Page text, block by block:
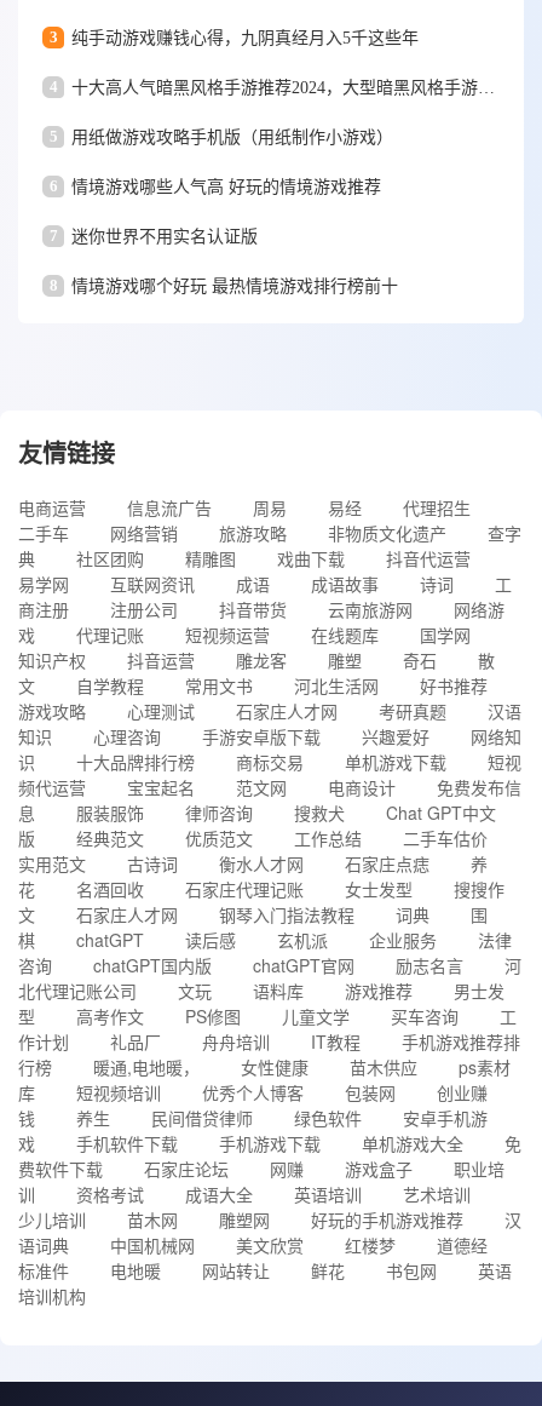
3 纯手动游戏赚钱心得，九阴真经月入5千这些年
4 十大高人气暗黑风格手游推荐2024，大型暗黑风格手游排行榜
5 用纸做游戏攻略手机版（用纸制作小游戏）
6 情境游戏哪些人气高 好玩的情境游戏推荐
7 迷你世界不用实名认证版
8 情境游戏哪个好玩 最热情境游戏排行榜前十
友情链接
电商运营 信息流广告 周易 易经
代理招生
二手车
网络营销 旅游攻略 非物质文化遗产
查字
典
社区团购 精雕图 戏曲下载
抖音代运营
易学网
互联网资讯 成语 成语故事 诗词
工
商注册
注册公司 抖音带货 云南旅游网
网络游
戏
代理记账 短视频运营 在线题库
国学网
知识产权
抖音运营 雕龙客 雕塑 奇石
散
文
自学教程 常用文书 河北生活网
好书推荐
游戏攻略
心理测试 石家庄人才网 考研真题
汉语
知识
心理咨询 手游安卓版下载 兴趣爱好
网络知
识
十大品牌排行榜 商标交易 单机游戏下载
短视
频代运营
宝宝起名 范文网 电商设计
免费发布信
息
服装服饰 律师咨询 搜救犬
Chat GPT中文
版
经典范文 优质范文 工作总结
二手车估价
实用范文
古诗词 衡水人才网 石家庄点痣
养
花
名酒回收 石家庄代理记账 女士发型
搜搜作
文
石家庄人才网 钢琴入门指法教程 词典
围
棋
chatGPT 读后感 玄机派 企业服务
法律
咨询
chatGPT国内版 chatGPT官网 励志名言
河
北代理记账公司
文玩 语料库 游戏推荐
男士发
型
高考作文 PS修图 儿童文学 买车咨询
工
作计划
礼品厂 舟舟培训 IT教程
手机游戏推荐排
行榜
暖通,电地暖， 女性健康 苗木供应
ps素材
库
短视频培训 优秀个人博客 包装网
创业赚
钱
养生 民间借贷律师 绿色软件
安卓手机游
戏
手机软件下载 手机游戏下载 单机游戏大全
免
费软件下载
石家庄论坛 网赚 游戏盒子
职业培
训
资格考试 成语大全 英语培训
艺术培训
少儿培训
苗木网 雕塑网 好玩的手机游戏推荐
汉
语词典
中国机械网 美文欣赏 红楼梦
道德经
标准件
电地暖 网站转让 鲜花 书包网
英语
培训机构